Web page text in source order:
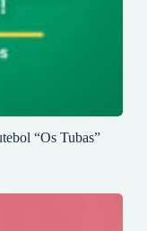
“Os Tubas”